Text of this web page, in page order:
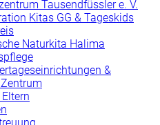
Tausendfüssler e. V.
Kitas GG & Tageskids
Naturkita Halima
&